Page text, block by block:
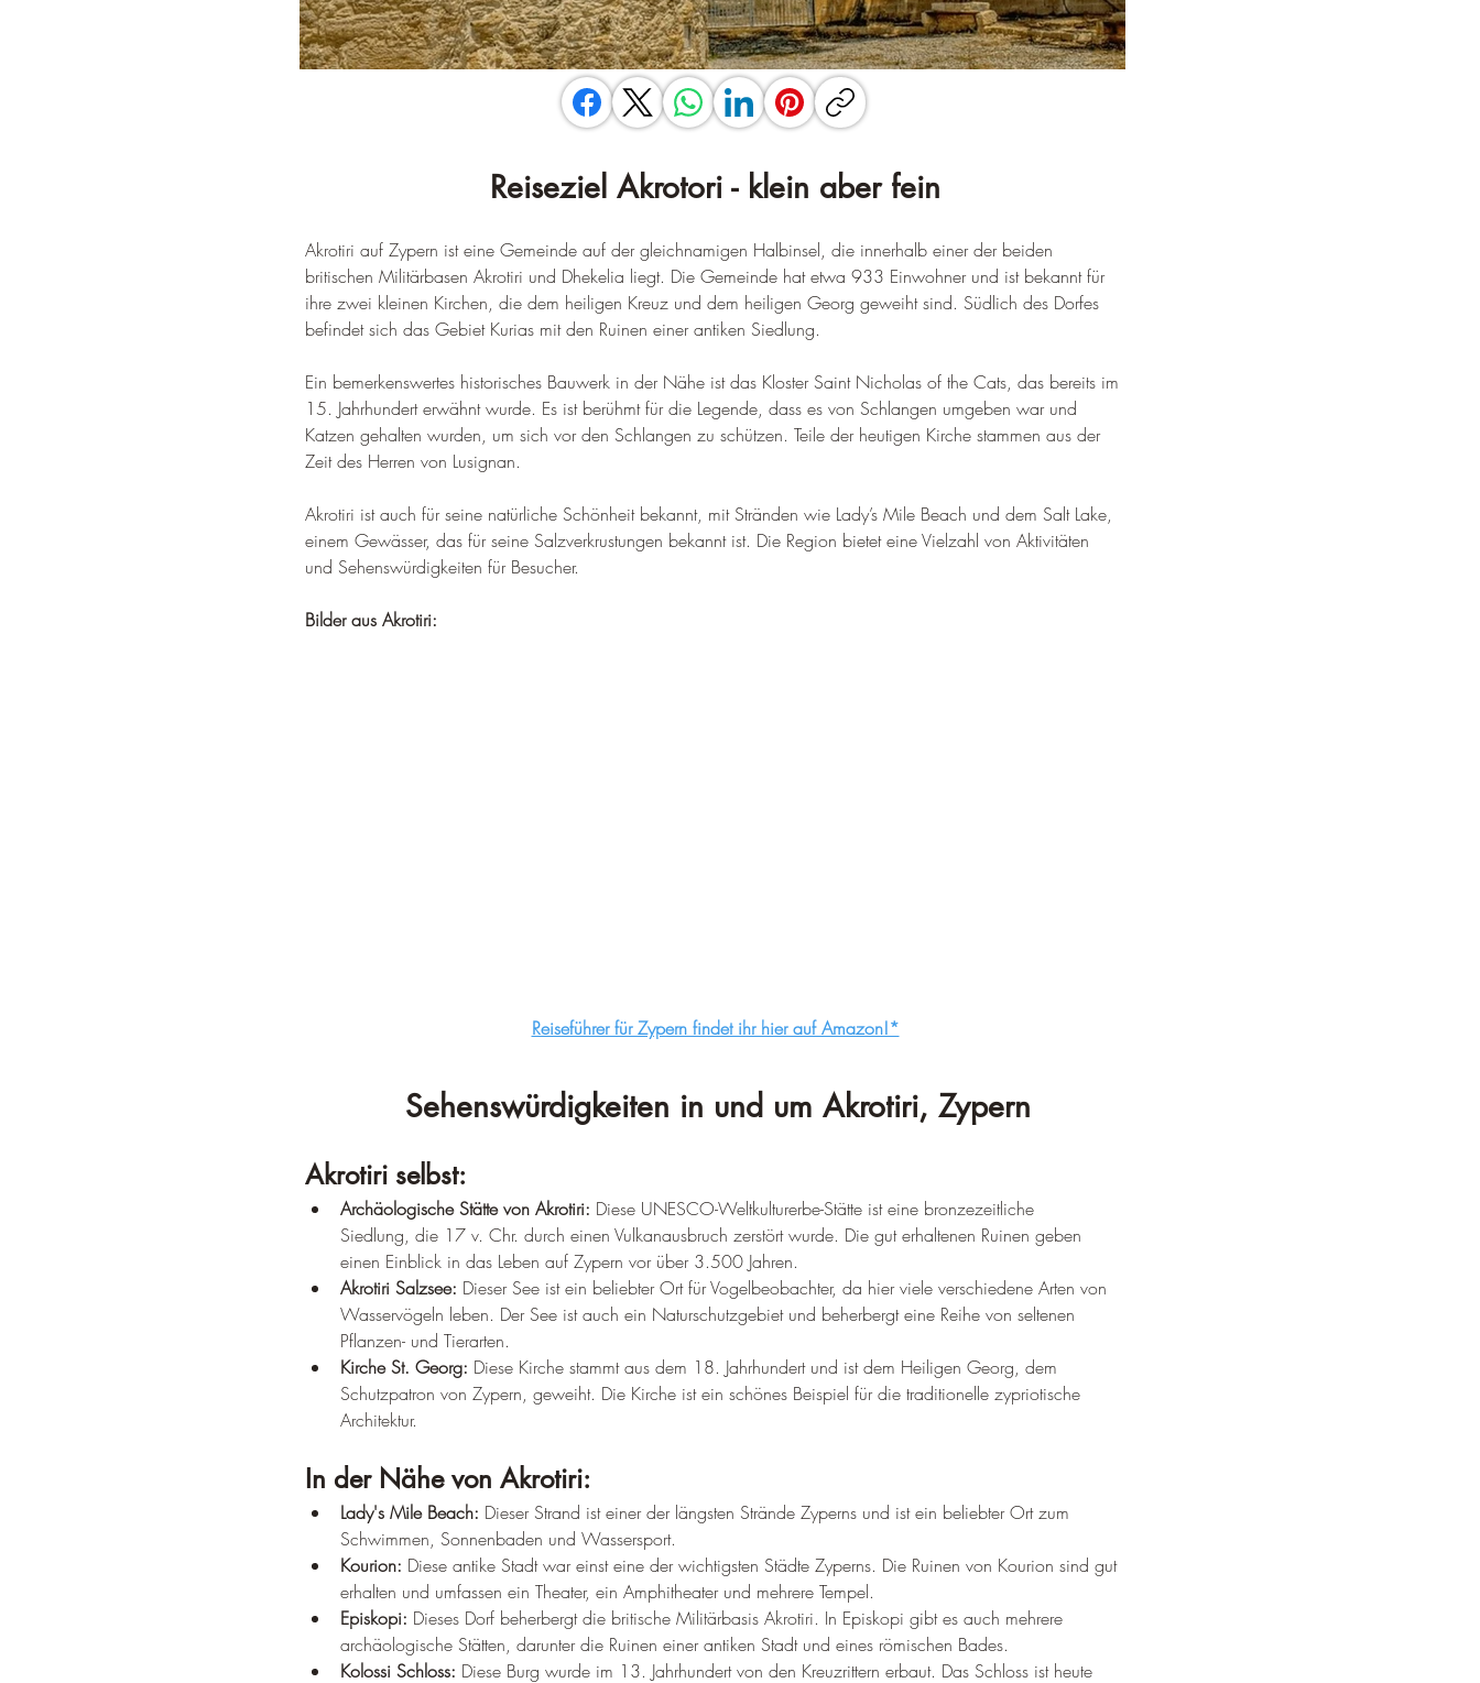
–¡
Reiseziel Akrotori - klein aber fein
Akrotiri auf Zypern ist eine Gemeinde auf der gleichnamigen Halbinsel, die innerhalb einer der beiden
britischen Militärbasen Akrotiri und Dhekelia liegt. Die Gemeinde hat etwa 933 Einwohner und ist bekannt für
ihre zwei kleinen Kirchen, die dem heiligen Kreuz und dem heiligen Georg geweiht sind. Südlich des Dorfes
befindet sich das Gebiet Kurias mit den Ruinen einer antiken Siedlung.
Ein bemerkenswertes historisches Bauwerk in der Nähe ist das Kloster Saint Nicholas of the Cats, das bereits im
15. Jahrhundert erwähnt wurde. Es ist berühmt für die Legende, dass es von Schlangen umgeben war und
Katzen gehalten wurden, um sich vor den Schlangen zu schützen. Teile der heutigen Kirche stammen aus der
Zeit des Herren von Lusignan.
Akrotiri ist auch für seine natürliche Schönheit bekannt, mit Stränden wie Lady’s Mile Beach und dem Salt Lake,
einem Gewässer, das für seine Salzverkrustungen bekannt ist. Die Region bietet eine Vielzahl von Aktivitäten
und Sehenswürdigkeiten für Besucher.
Bilder aus Akrotiri:
Reiseführer für Zypern findet ihr hier auf Amazon!*
Sehenswürdigkeiten in und um Akrotiri, Zypern
Akrotiri selbst:
Archäologische Stätte von Akrotiri: Diese UNESCO-Weltkulturerbe-Stätte ist eine bronzezeitliche
Siedlung, die 17 v. Chr. durch einen Vulkanausbruch zerstört wurde. Die gut erhaltenen Ruinen geben
einen Einblick in das Leben auf Zypern vor über 3.500 Jahren.
Akrotiri Salzsee: Dieser See ist ein beliebter Ort für Vogelbeobachter, da hier viele verschiedene Arten von
Wasservögeln leben. Der See ist auch ein Naturschutzgebiet und beherbergt eine Reihe von seltenen
Pflanzen- und Tierarten.
Kirche St. Georg: Diese Kirche stammt aus dem 18. Jahrhundert und ist dem Heiligen Georg, dem
Schutzpatron von Zypern, geweiht. Die Kirche ist ein schönes Beispiel für die traditionelle zypriotische
Architektur.
In der Nähe von Akrotiri:
Lady's Mile Beach: Dieser Strand ist einer der längsten Strände Zyperns und ist ein beliebter Ort zum
Schwimmen, Sonnenbaden und Wassersport.
Kourion: Diese antike Stadt war einst eine der wichtigsten Städte Zyperns. Die Ruinen von Kourion sind gut
erhalten und umfassen ein Theater, ein Amphitheater und mehrere Tempel.
Episkopi: Dieses Dorf beherbergt die britische Militärbasis Akrotiri. In Episkopi gibt es auch mehrere
archäologische Stätten, darunter die Ruinen einer antiken Stadt und eines römischen Bades.
Kolossi Schloss: Diese Burg wurde im 13. Jahrhundert von den Kreuzrittern erbaut. Das Schloss ist heute